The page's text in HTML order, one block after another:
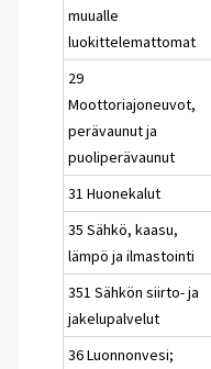
muualle
luokittelemattomat
29
Moottoriajoneuvot,
perävaunut ja
puoliperävaunut
31 Huonekalut
35 Sähkö, kaasu,
lämpö ja ilmastointi
351 Sähkön siirto- ja
jakelupalvelut
36 Luonnonvesi;